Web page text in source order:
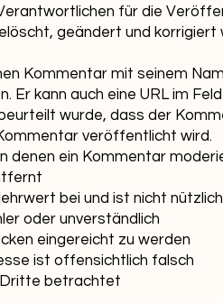
für die
geändert und korrigiert
Kommentar mit seinem
Er kann auch eine URL im
wurde, dass der
veröffentlicht wird.
denen ein Kommentar
bei und ist nicht
oder unverständlich
eingereicht zu werden
ist offensichtlich falsch
Dritte betrachtet